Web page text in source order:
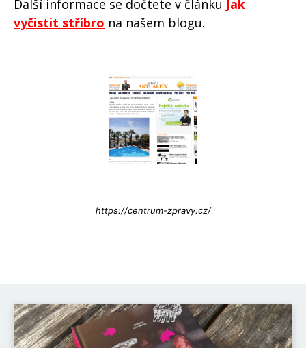
Další informace se dočtete v článku Jak
vyčistit stříbro na našem blogu.
https://centrum-zpravy.cz/